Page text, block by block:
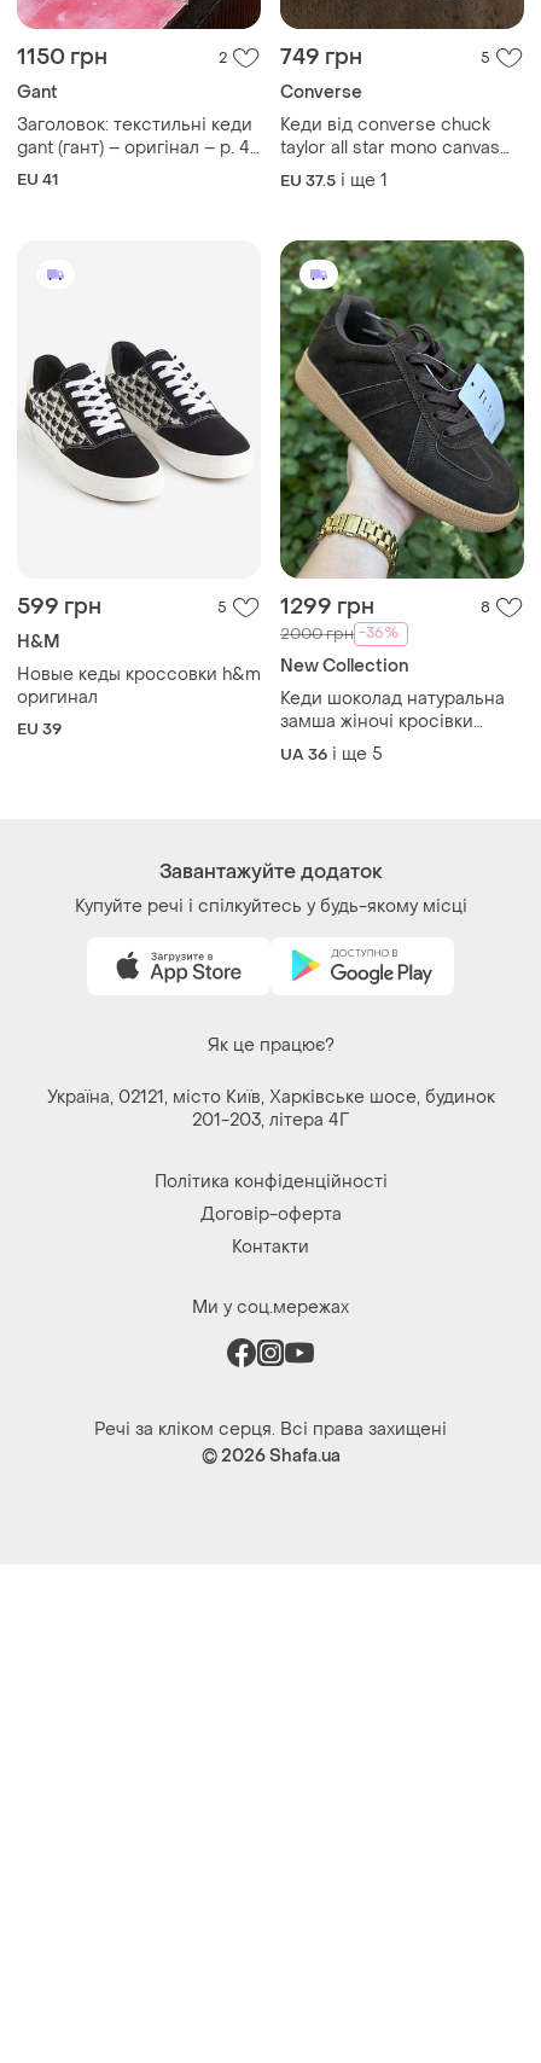
1150 грн 2
Gant
Заголовок: текстильні кеди
gant (гант) – оригінал – р. 41
(26.5 см)
EU 41
749 грн 5
Converse
Кеди від converse chuck
taylor all star mono canvas
оригінал. розмір по бірці
37,5.
EU 37.5 і ще 1
599 грн 5
H&M
Новые кеды кроссовки h&m
оригинал
EU 39
1299 грн 8
2000 грн -36%
New Collection
Кеди шоколад натуральна
замша жіночі кросівки
класичні
UA 36 і ще 5
Завантажуйте додаток
Купуйте речі і спілкуйтесь у будь-якому місці
Як це працює?
Україна, 02121, місто Київ, Харківське шосе, будинок
201-203, літера 4Г
Політика конфіденційності
Договір-оферта
Контакти
Ми у соц.мережах
Речі за кліком серця. Всі права захищені
© 2026Shafa.ua